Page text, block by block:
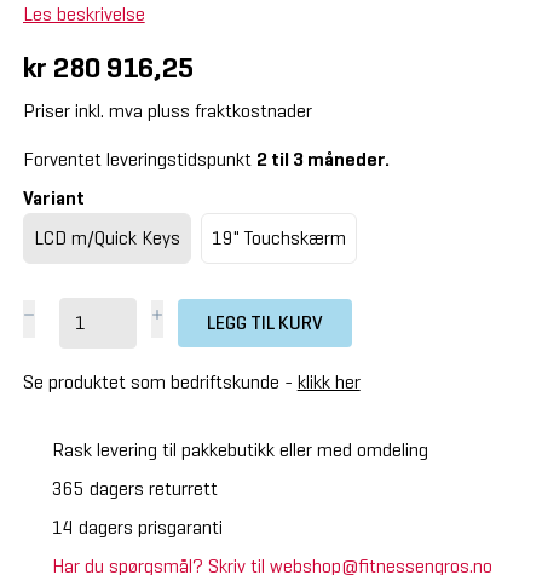
Les beskrivelse
kr 280 916,25
Priser inkl. mva pluss fraktkostnader
Forventet leveringstidspunkt 2 til 3 måneder.
Variant
LCD m/Quick Keys
19" Touchskærm
LEGG TIL KURV
Se produktet som bedriftskunde - klikk her
Rask levering til pakkebutikk eller med omdeling
365 dagers returrett
14 dagers prisgaranti
Har du spørgsmål? Skriv til webshop@fitnessengros.no